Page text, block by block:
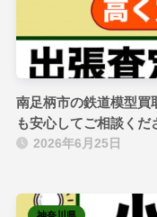
南足柄市の鉄道模型買
も安心してご相談くだ
2026年6月25日